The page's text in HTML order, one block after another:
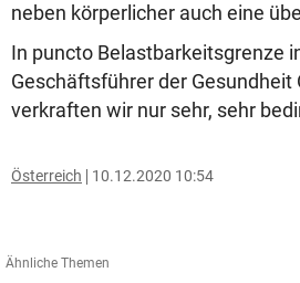
neben körperlicher auch eine
In puncto Belastbarkeitsgrenze
Geschäftsführer der Gesundheit
verkraften wir nur sehr, sehr
Österreich 10.12.2020 10:54
Ähnliche Themen